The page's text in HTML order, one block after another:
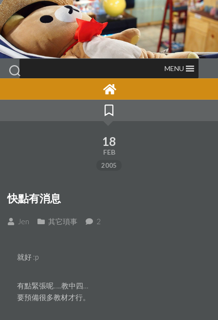
Skip
to
content
MENU
18
FEB
2005
快點有消息
Jen 其它瑣事 2
就好 :p
有點緊張呢…..教中四…
要預備很多教材才行。